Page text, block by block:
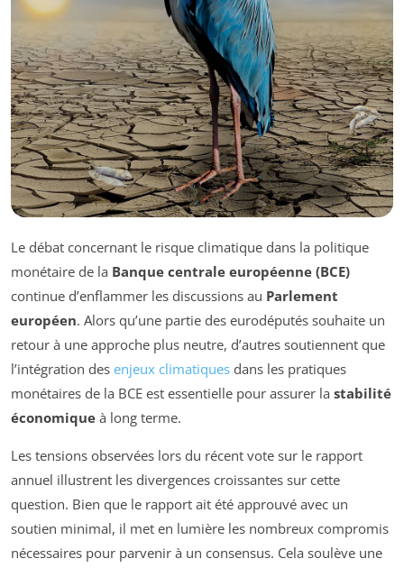
Le débat concernant le risque climatique dans la politique
monétaire de la Banque centrale européenne (BCE)
continue d’enflammer les discussions au Parlement
européen. Alors qu’une partie des eurodéputés souhaite un
retour à une approche plus neutre, d’autres soutiennent que
l’intégration des enjeux climatiques dans les pratiques
monétaires de la BCE est essentielle pour assurer la stabilité
économique à long terme.
Les tensions observées lors du récent vote sur le rapport
annuel illustrent les divergences croissantes sur cette
question. Bien que le rapport ait été approuvé avec un
soutien minimal, il met en lumière les nombreux compromis
nécessaires pour parvenir à un consensus. Cela soulève une